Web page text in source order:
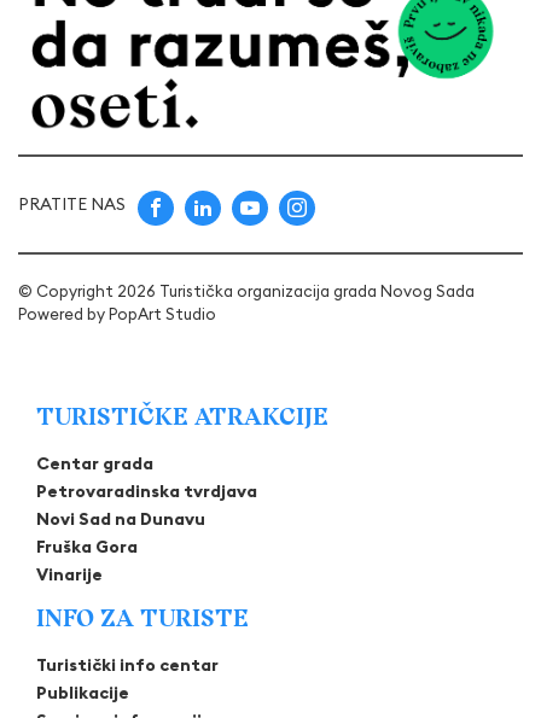
PRATITE NAS
© Copyright 2026 Turistička organizacija grada Novog Sada
Powered byPopArt Studio
TURISTIČKE ATRAKCIJE
Centar grada
Petrovaradinska tvrdjava
Novi Sad na Dunavu
Fruška Gora
Vinarije
INFO ZA TURISTE
Turistički info centar
Publikacije